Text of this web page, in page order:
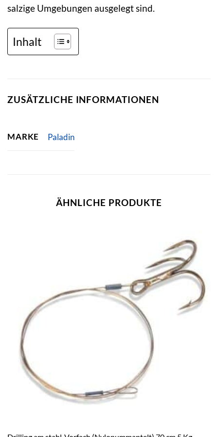
salzige Umgebungen ausgelegt sind.
Inhalt
ZUSÄTZLICHE INFORMATIONEN
MARKE Paladin
ÄHNLICHE PRODUKTE